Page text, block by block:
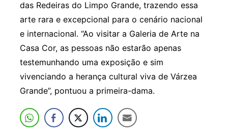
das Redeiras do Limpo Grande, trazendo essa
arte rara e excepcional para o cenário nacional
e internacional. “Ao visitar a Galeria de Arte na
Casa Cor, as pessoas não estarão apenas
testemunhando uma exposição e sim
vivenciando a herança cultural viva de Várzea
Grande”, pontuou a primeira-dama.